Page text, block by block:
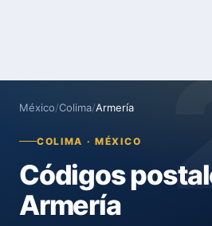
México/Colima/Armería
COLIMA · MÉXICO
Códigos
Armería